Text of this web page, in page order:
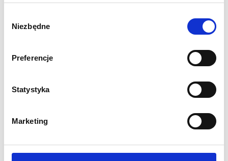
zgody
Niezbędne
Preferencje
Statystyka
Marketing
Konstrukcja wykonana ze stali i aluminium
1 rok gwarancji
Wydruk sublimacyjny na tkaninie poliestrowej
Grafika drukowana cyfrowo w rozdzielczości 1440 dpi
drukowane cyfrowo w rozdzielczości 1440 dpi.